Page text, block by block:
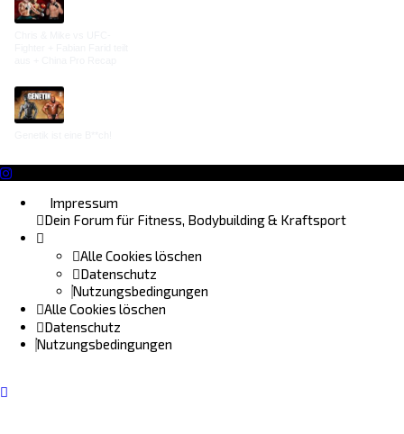
Impressum
Dein Forum für Fitness, Bodybuilding & Kraftsport
Alle Cookies löschen
Datenschutz
Nutzungsbedingungen
Alle Cookies löschen
Datenschutz
Nutzungsbedingungen